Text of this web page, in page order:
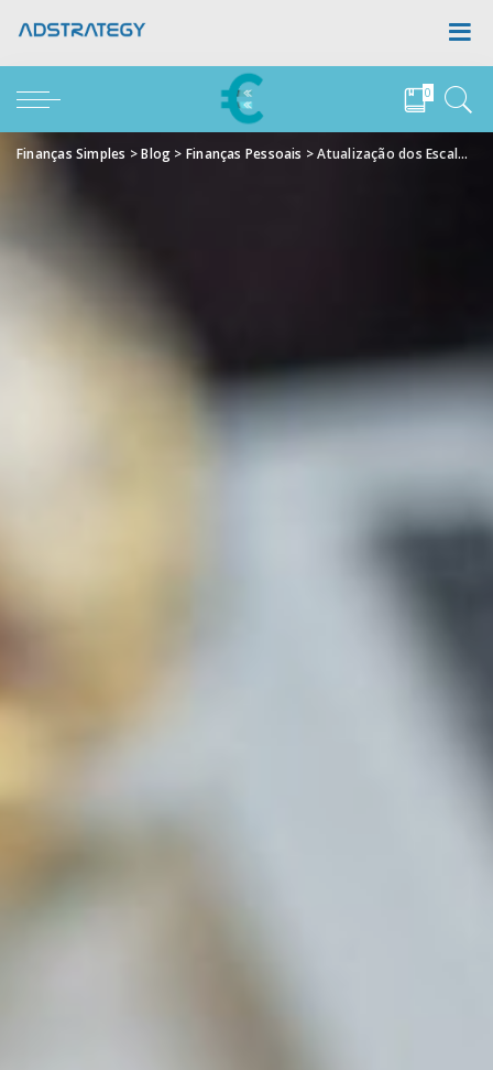
0
Finanças Simples >Blog > Finanças Pessoais >Atualização dos Escalões do IRS em 4,6% Aprovada